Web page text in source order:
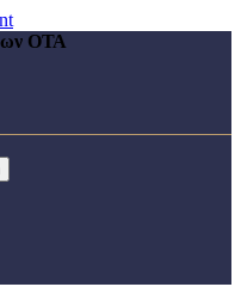
ΟΤΑ